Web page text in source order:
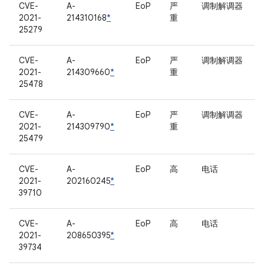
CVE-
2021-
25279
A-
214310168*
EoP
严
重
调制解调器
CVE-
2021-
25478
A-
214309660*
EoP
严
重
调制解调器
CVE-
2021-
25479
A-
214309790*
EoP
严
重
调制解调器
CVE-
2021-
39710
A-
202160245*
EoP 高 电话
CVE-
2021-
39734
A-
208650395*
EoP 高 电话